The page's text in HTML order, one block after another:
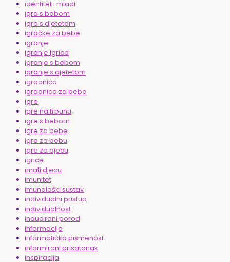
identitet i mladi
igra s bebom
igra s djetetom
igračke za bebe
igranje
igranje igrica
igranje s bebom
igranje s djetetom
igraonica
igraonica za bebe
igre
igre na trbuhu
igre s bebom
igre za bebe
igre za bebu
igre za djecu
igrice
imati djecu
imunitet
imunološki sustav
individualni pristup
individualnost
inducirani porod
informacije
informatička pismenost
informirani prisatanak
inspiracija